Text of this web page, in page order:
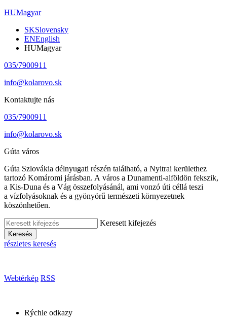
HUMagyar
SKSlovensky
ENEnglish
HUMagyar
035/7900911
info@kolarovo.sk
Kontaktujte nás
035/7900911
info@kolarovo.sk
Gúta város
Gúta Szlovákia délnyugati részén található, a Nyitrai kerülethez
tartozó Komáromi járásban. A város a Dunamenti-alföldön fekszik,
a Kis-Duna és a Vág összefolyásánál, ami vonzó úti céllá teszi
a vízfolyásoknak és a gyönyörű természeti környezetnek
köszönhetően.
Keresett kifejezés
Keresés
részletes keresés
Webtérkép RSS
Rýchle odkazy